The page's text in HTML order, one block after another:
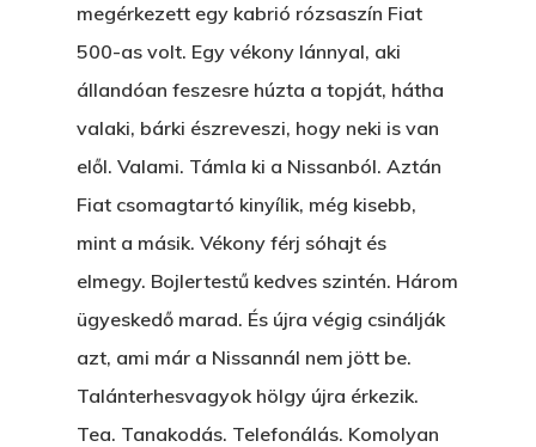
megérkezett egy kabrió rózsaszín Fiat
500-as volt. Egy vékony lánnyal, aki
állandóan feszesre húzta a topját, hátha
valaki, bárki észreveszi, hogy neki is van
elől. Valami. Támla ki a Nissanból. Aztán
Fiat csomagtartó kinyílik, még kisebb,
mint a másik. Vékony férj sóhajt és
elmegy. Bojlertestű kedves szintén. Három
ügyeskedő marad. És újra végig csinálják
azt, ami már a Nissannál nem jött be.
Talánterhesvagyok hölgy újra érkezik.
Tea. Tanakodás. Telefonálás. Komolyan